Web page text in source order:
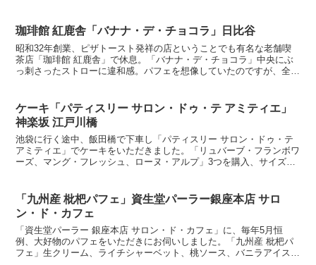
珈琲館 紅鹿舎「バナナ・デ・チョコラ」日比谷
昭和32年創業、ピザトースト発祥の店ということでも有名な老舗喫
茶店「珈琲館 紅鹿舎」で休息。「バナナ・デ・チョコラ」中央にぶ
っ刺さったストローに違和感。パフェを想像していたのですが、全然
ケーキ「パティスリー サロン・ドゥ・テ アミティエ」
神楽坂 江戸川橋
池袋に行く途中、飯田橋で下車し「パティスリー サロン・ドゥ・テ
アミティエ」でケーキをいただきました。「リュバーブ・フランボワ
ーズ、マング・フレッシュ、ローヌ・アルプ」3つを購入、サイズは
「九州産 枇杷パフェ」資生堂パーラー銀座本店 サロ
ン・ド・カフェ
「資生堂パーラー 銀座本店 サロン・ド・カフェ」に、毎年5月恒
例、大好物のパフェをいただきにお伺いしました。「九州産 枇杷パ
フェ」生クリーム、ライチシャーベット、桃ソース、バニラアイス、